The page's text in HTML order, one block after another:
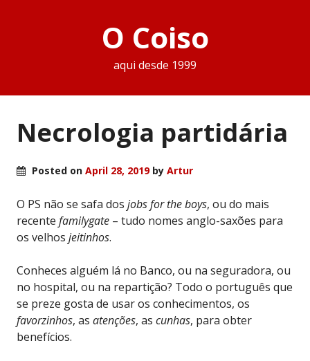
O Coiso
aqui desde 1999
Necrologia partidária
Posted on April 28, 2019by Artur
O PS não se safa dos jobs for the boys, ou do mais
recente familygate – tudo nomes anglo-saxões para
os velhos jeitinhos.
Conheces alguém lá no Banco, ou na seguradora, ou
no hospital, ou na repartição? Todo o português que
se preze gosta de usar os conhecimentos, os
favorzinhos, as atenções, as cunhas, para obter
benefícios.